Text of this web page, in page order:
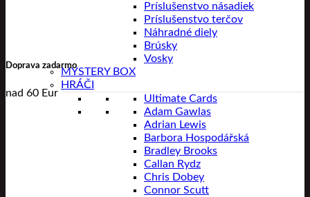
Príslušenstvo násadiek
Príslušenstvo terčov
Náhradné diely
Brúsky
Vosky
MYSTERY BOX
HRÁČI
Ultimate Cards
Adam Gawlas
Adrian Lewis
Barbora Hospodářská
Bradley Brooks
Callan Rydz
Chris Dobey
Connor Scutt
Doprava zadarmo
nad 60 Eur